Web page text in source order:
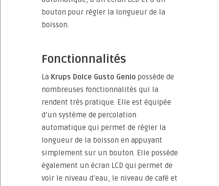
bouton pour régler la longueur de la
boisson.
Fonctionnalités
La Krups Dolce Gusto Genio possède de
nombreuses fonctionnalités qui la
rendent très pratique. Elle est équipée
d’un système de percolation
automatique qui permet de régler la
longueur de la boisson en appuyant
simplement sur un bouton. Elle possède
également un écran LCD qui permet de
voir le niveau d’eau, le niveau de café et